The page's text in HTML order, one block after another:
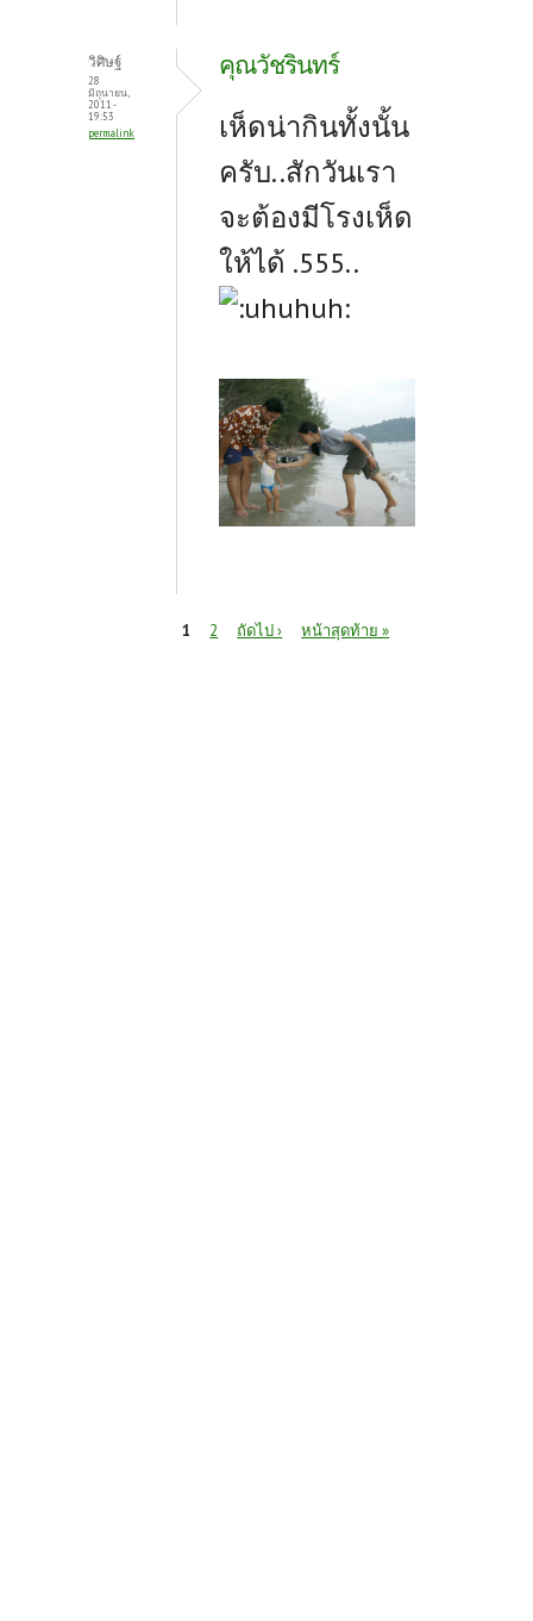
วิศิษฐ์
28
มิถุนายน,
2011 -
19:53
permalink
คุณวัชรินทร์
เห็ดน่ากินทั้งนั้น
ครับ..สักวันเรา
จะต้องมีโรงเห็ด
ให้ได้ .555..
1 2 ถัดไป › หน้าสุดท้าย »